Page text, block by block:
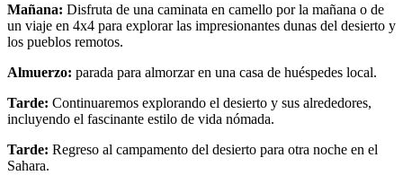
Mañana: Disfruta de una caminata en camello por la mañana o de
un viaje en 4x4 para explorar las impresionantes dunas del desierto y
los pueblos remotos.
Almuerzo: parada para almorzar en una casa de huéspedes local.
Tarde: Continuaremos explorando el desierto y sus alrededores,
incluyendo el fascinante estilo de vida nómada.
Tarde: Regreso al campamento del desierto para otra noche en el
Sahara.